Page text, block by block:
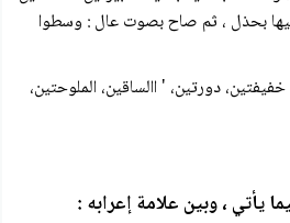
بحذل ، ثم صاح بصوت عال : وسطوا
دورتين، ' االساقين، الملوحتين،
يأتي ، وبين علامة إعرابه :